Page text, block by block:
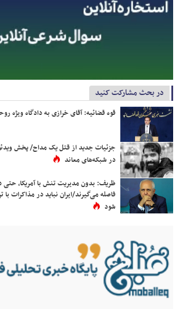
در بحث مشارکت کنید
قوه قضائیه: آقای خرازی به دادگاه ویژه
جزئیات جدید از قتل یک مداح/ پخش
در شبکه‌های معاند
ظریف: بدون مدیریت تنش با آمریکا، حتی
فاصله می‌گیرند/ایران نباید در مذاکرات
شود